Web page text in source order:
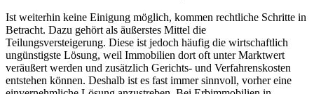
Ist weiterhin keine Einigung möglich, kommen rechtliche Schritte in
Betracht. Dazu gehört als äußerstes Mittel die
Teilungsversteigerung. Diese ist jedoch häufig die wirtschaftlich
ungünstigste Lösung, weil Immobilien dort oft unter Marktwert
veräußert werden und zusätzlich Gerichts- und Verfahrenskosten
entstehen können. Deshalb ist es fast immer sinnvoll, vorher eine